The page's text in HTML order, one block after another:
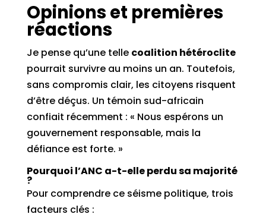
Opinions et premières
réactions
Je pense qu’une telle coalition hétéroclite
pourrait survivre au moins un an. Toutefois,
sans compromis clair, les citoyens risquent
d’être déçus. Un témoin sud-africain
confiait récemment : « Nous espérons un
gouvernement responsable, mais la
défiance est forte. »
Pourquoi l’ANC a-t-elle perdu sa majorité
?
Pour comprendre ce séisme politique, trois
facteurs clés :